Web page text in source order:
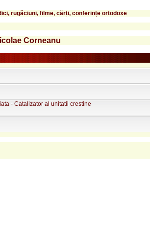
rugăciuni, filme, cărți, conferințe ortodoxe
Corneanu
- Catalizator al unitatii crestine